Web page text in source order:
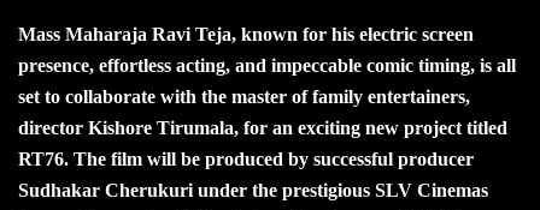
Mass Maharaja Ravi Teja, known for his electric screen
presence, effortless acting, and impeccable comic timing, is all
set to collaborate with the master of family entertainers,
director Kishore Tirumala, for an exciting new project titled
RT76. The film will be produced by successful producer
Sudhakar Cherukuri under the prestigious SLV Cinemas